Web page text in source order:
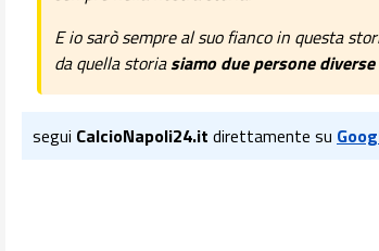
E io sarò sempre al suo fianco in questa
da quella storiasiamo due persone
segui CalcioNapoli24.it direttamente su